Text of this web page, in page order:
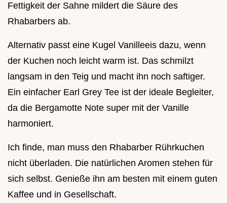
Fettigkeit der Sahne mildert die Säure des
Rhabarbers ab.
Alternativ passt eine Kugel Vanilleeis dazu, wenn
der Kuchen noch leicht warm ist. Das schmilzt
langsam in den Teig und macht ihn noch saftiger.
Ein einfacher Earl Grey Tee ist der ideale Begleiter,
da die Bergamotte Note super mit der Vanille
harmoniert.
Ich finde, man muss den Rhabarber Rührkuchen
nicht überladen. Die natürlichen Aromen stehen für
sich selbst. Genieße ihn am besten mit einem guten
Kaffee und in Gesellschaft.